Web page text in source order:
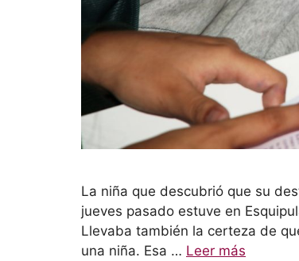
La niña que descubrió que su
jueves pasado estuve en
Llevaba también la certeza de
una niña. Esa … Leer más